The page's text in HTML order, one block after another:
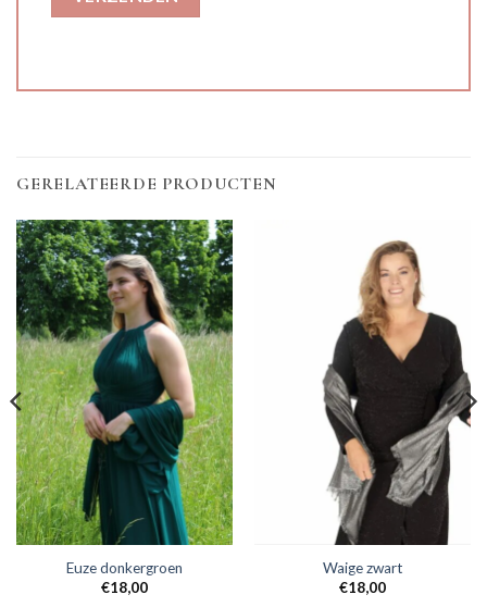
GERELATEERDE PRODUCTEN
Euze donkergroen
€18,00
Waige zwart
€18,00